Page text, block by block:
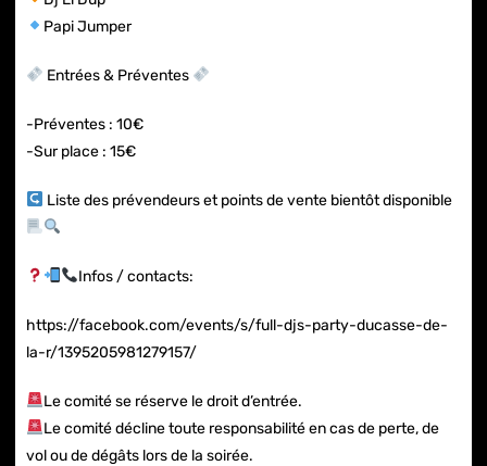
Papi Jumper
Entrées & Préventes
-Préventes : 10€
-Sur place : 15€
Liste des prévendeurs et points de vente bientôt disponible
Infos / contacts:
https://facebook.com/events/s/full-djs-party-ducasse-de-
la-r/1395205981279157/
Le comité se réserve le droit d’entrée.
Le comité décline toute responsabilité en cas de perte, de
vol ou de dégâts lors de la soirée.